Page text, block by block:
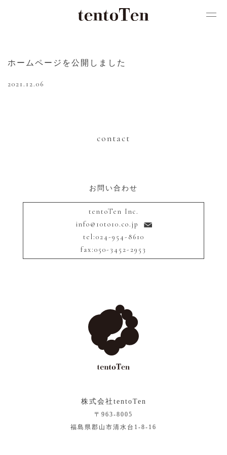
ホームページを公開しました
2021.12.06
contact
お問い合わせ
tentoTen Inc.
info@10to10.co.jp
tel:024-954-8610
fax:050-3452-2953
株式会社tentoTen
〒963-8005
福島県郡山市清水台1-8-16